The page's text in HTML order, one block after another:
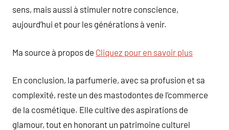
sens, mais aussi à stimuler notre conscience,
aujourd’hui et pour les générations à venir.
Ma source à propos de Cliquez pour en savoir plus
En conclusion, la parfumerie, avec sa profusion et sa
complexité, reste un des mastodontes de l’commerce
de la cosmétique. Elle cultive des aspirations de
glamour, tout en honorant un patrimoine culturel